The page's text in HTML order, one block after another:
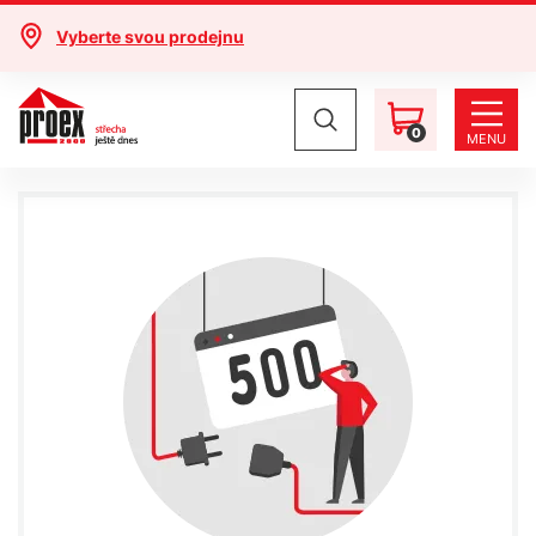
Vyberte svou prodejnu
0 MENU